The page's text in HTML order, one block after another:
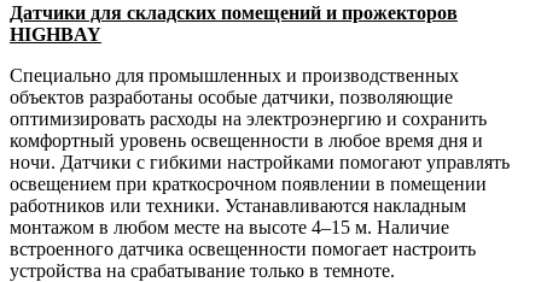
Датчики для складских помещений и прожекторов
HIGHBAY
Специально для промышленных и производственных
объектов разработаны особые датчики, позволяющие
оптимизировать расходы на электроэнергию и сохранить
комфортный уровень освещенности в любое время дня и
ночи. Датчики с гибкими настройками помогают управлять
освещением при краткосрочном появлении в помещении
работников или техники. Устанавливаются накладным
монтажом в любом месте на высоте 4–15 м. Наличие
встроенного датчика освещенности помогает настроить
устройства на срабатывание только в темноте.